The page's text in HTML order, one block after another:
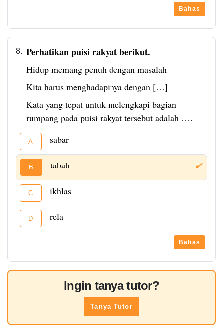
Bahas
8. Perhatikan puisi rakyat berikut.
Hidup memang penuh dengan masalah
Kita harus menghadapinya dengan […]
Kata yang tepat untuk melengkapi bagian
rumpang pada puisi rakyat tersebut adalah ….
A sabar
B ✔
tabah
C ikhlas
D rela
Bahas
Ingin tanya tutor?
Tanya Tutor